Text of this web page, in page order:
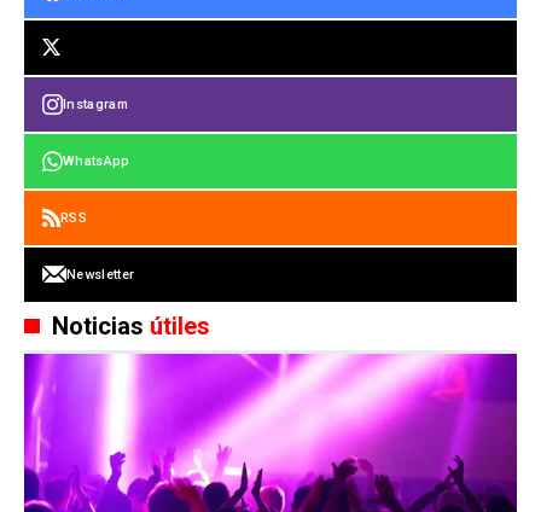
Instagram
WhatsApp
RSS
Newsletter
Noticias útiles